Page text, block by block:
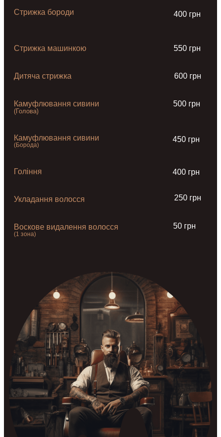
Стрижка бороди 400 грн
Стрижка машинкою 550 грн
Дитяча стрижка 600 грн
Камуфлювання сивини
(Голова)
500 грн
Камуфлювання сивини
(Борода)
450 грн
Гоління 400 грн
Укладання волосся 250 грн
Воскове видалення волосся
(1 зона)
50 грн